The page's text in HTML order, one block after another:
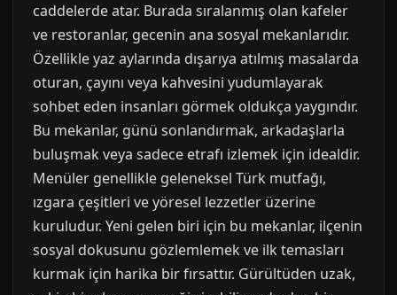
caddelerde atar. Burada sıralanmış olan kafeler
ve restoranlar, gecenin ana sosyal mekanlarıdır.
Özellikle yaz aylarında dışarıya atılmış masalarda
oturan, çayını veya kahvesini yudumlayarak
sohbet eden insanları görmek oldukça yaygındır.
Bu mekanlar, günü sonlandırmak, arkadaşlarla
buluşmak veya sadece etrafı izlemek için idealdir.
Menüler genellikle geleneksel Türk mutfağı,
ızgara çeşitleri ve yöresel lezzetler üzerine
kuruludur. Yeni gelen biri için bu mekanlar, ilçenin
sosyal dokusunu gözlemlemek ve ilk temasları
kurmak için harika bir fırsattır. Gürültüden uzak,